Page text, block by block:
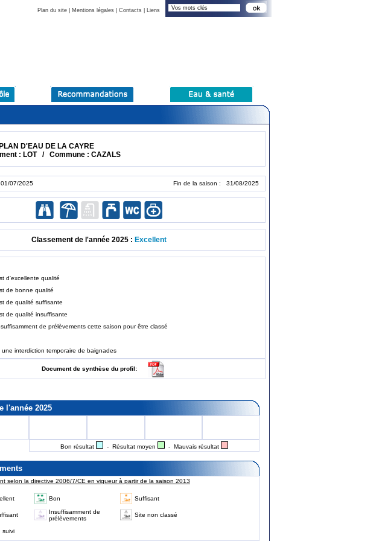
Plan du site| Mentions légales| Contacts| Liens
PLAN D'EAU DE LA CAYRE
: LOT / Commune : CAZALS
07/2025 Fin de la saison : 31/08/2025
Classement de l'année 2025 : Excellent
d'excellente qualité
de bonne qualité
de qualité suffisante
de qualité insuffisante
de prélèvements cette saison pour être classé
interdiction temporaire de baignades
Document de synthèse du profil:
l'année 2025
Bon résultat - Résultat moyen - Mauvais résultat
selon la directive 2006/7/CE en vigueur à partir de la saison 2013
Bon Suffisant
Insuffisamment de
prélèvements
Site non classé
suivi